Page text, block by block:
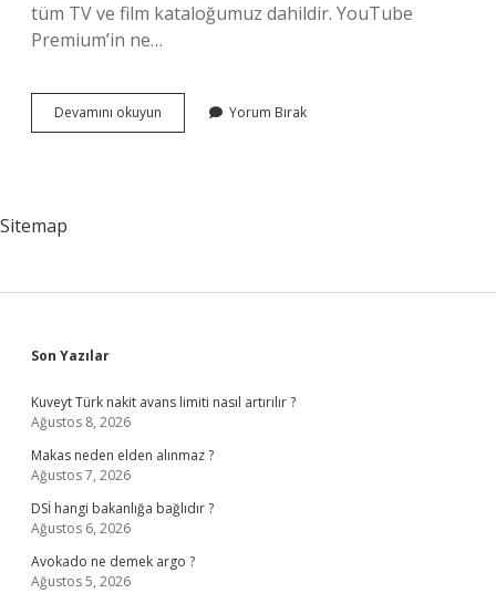
tüm TV ve film kataloğumuz dahildir. YouTube
Premium’in ne…
Devamını okuyun Youtube
Premium
Yorum Bırak
Sitemap
Sidebar
Son Yazılar
Kuveyt Türk nakit avans limiti nasıl artırılır ?
Ağustos 8, 2026
Makas neden elden alınmaz ?
Ağustos 7, 2026
DSİ hangi bakanlığa bağlıdır ?
Ağustos 6, 2026
Avokado ne demek argo ?
Ağustos 5, 2026